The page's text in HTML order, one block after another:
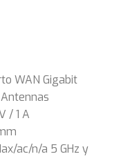
WAN Gigabit
/ 1 A
ac/n/a 5 GHz y